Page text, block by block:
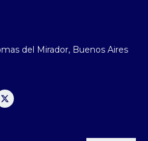
del Mirador, Buenos Aires